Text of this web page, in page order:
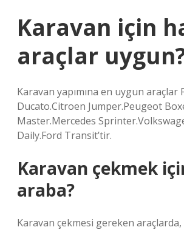
Karavan için
araçlar
Karavan yapımına en uygun araçlar
Ducato.Citroen Jumper.Peugeot
Master.Mercedes
Daily.Ford Transit’tir.
Karavan çekmek
araba?
Karavan çekmesi gereken